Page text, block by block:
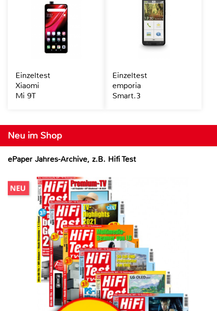
Neu im Shop
ePaper Jahres-Archive, z.B. Hifi Test
Einzeltest
Xiaomi
Mi 9T
Einzeltest
emporia
Smart.3